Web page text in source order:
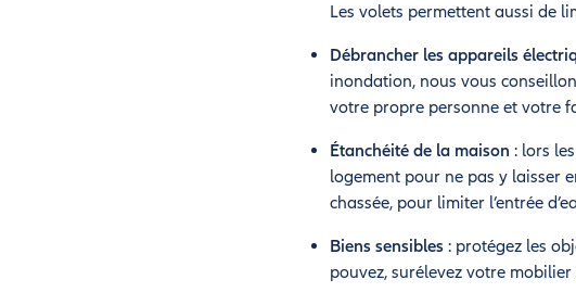
Les volets permettent aussi de
Débrancher les appareils
inondation, nous vous
votre propre personne et votre
Étanchéité de la maison : lors
logement pour ne pas y laisser
chassée, pour limiter l’entrée
Biens sensibles : protégez les
pouvez, surélevez votre